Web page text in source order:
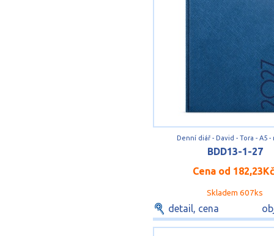
Denní diář - David - Tora - A5 -
BDD13-1-27
Cena od 182,23Kč
Skladem 607ks
detail, cena